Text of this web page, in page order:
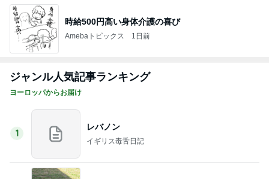
時給500円高い身体介護の喜び
Amebaトピックス 1日前
ジャンル人気記事ランキング
ヨーロッパからお届け
1
レバノン
イギリス毒舌日記